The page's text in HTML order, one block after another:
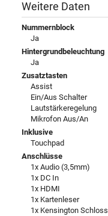
Weitere Daten
Nummernblock
Ja
Hintergrundbeleuchtung
Ja
Zusatztasten
Assist
Ein/Aus Schalter
Lautstärkeregelung
Mikrofon Aus/An
Inklusive
Touchpad
Anschlüsse
1x Audio (3,5mm)
1x DC In
1x HDMI
1x Kartenleser
1x Kensington Schloss